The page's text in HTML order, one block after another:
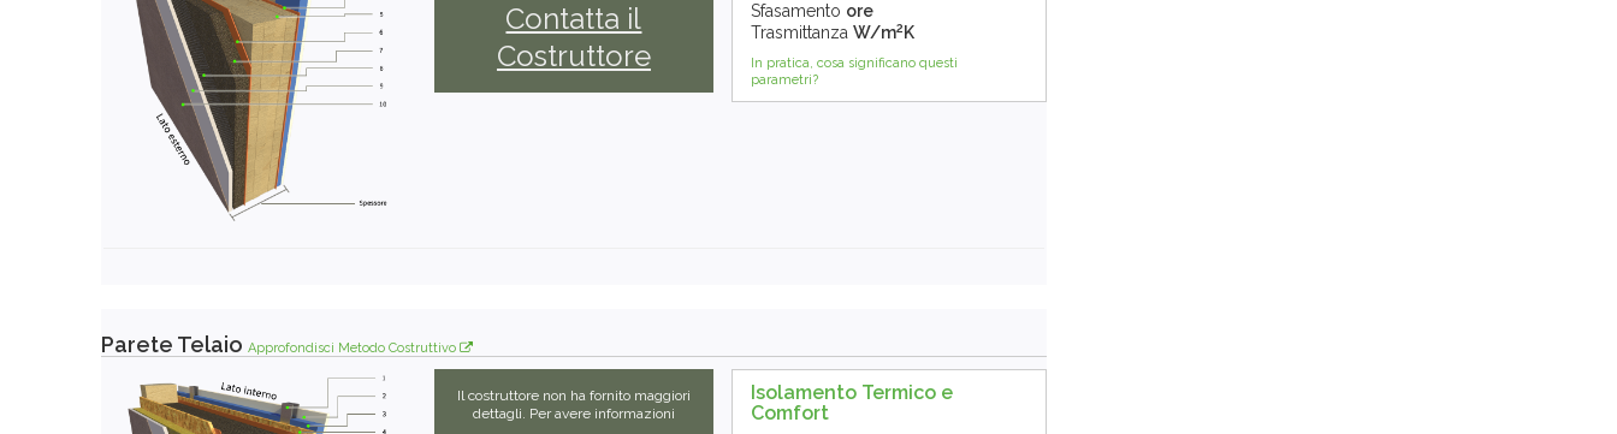
Contatta il
Costruttore
Sfasamento ore
Trasmittanza W/m2 K
In pratica, cosa significano questi
parametri?
Parete Telaio Approfondisci Metodo Costruttivo
Il costruttore non ha fornito maggiori
dettagli. Per avere informazioni
Isolamento Termico e
Comfort